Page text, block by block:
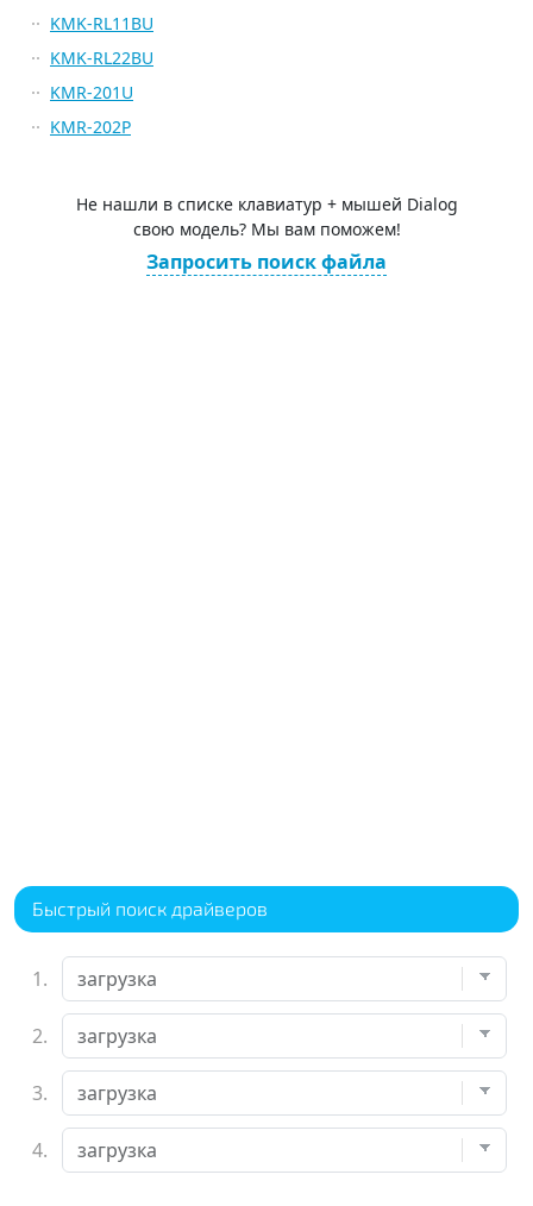
KMK-RL11BU
KMK-RL22BU
KMR-201U
KMR-202P
Не нашли в списке клавиатур + мышей Dialog
свою модель? Мы вам поможем!
Запросить поиск файла
Быстрый поиск драйверов
1.
2.
3.
4.